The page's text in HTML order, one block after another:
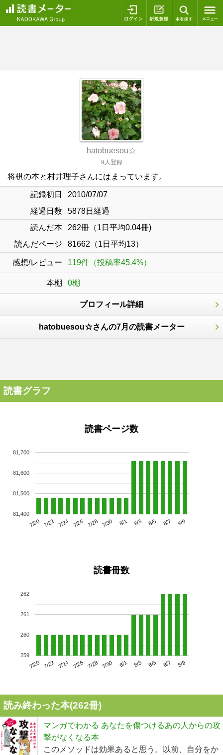
ログイン 新規登録
hatobuesou☆
9人登録
将棋の本と村井理子さんにはまっています。
記録初日
2010/07/07
経過日数
5878日経過
読んだ本
262冊（1日平均0.04冊)
読んだページ
81662（1日平均13）
感想/レビュー 119件（投稿率45.4%）
本棚 0棚
プロフィール詳細
hatobuesou☆さんの7月の読書メーター
読書グラフ
読書ページ数
7/20 7/22 7/24 7/26 7/28 7/30 8/1 8/3 8/5 8/7 8/9
81,400
81,500
81,600
81,700
読書冊数
7/20 7/22 7/24 7/26 7/28 7/30 8/1 8/3 8/5 8/7 8/9
259
260
261
262
読み終わった本(262冊)
マンガでわかる あなたを傷つけるあの人からの攻
撃がなくなる本
このメソッドは効果あると思う。以前、自分をか